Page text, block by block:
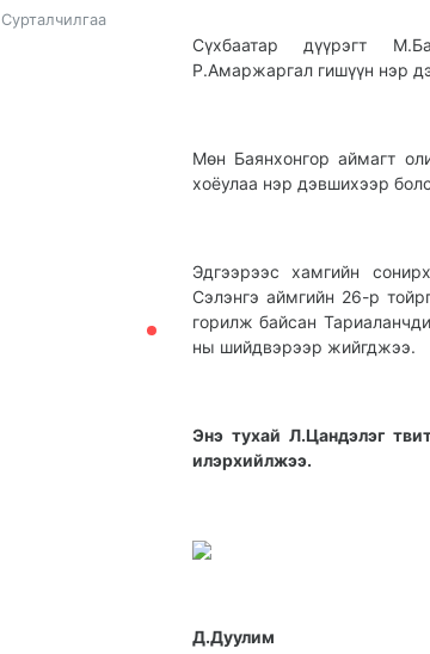
Сурталчилгаа
Сүхбаатар дүүрэгт
Р.Амаржаргал гишүүн нэр
Мөн Баянхонгор аймагт
хоёулаа нэр дэвшихээр
Эдгээрээс хамгийн
Сэлэнгэ аймгийн 26-р
горилж байсан
ны шийдвэрээр жийгджээ.
Энэ тухай Л.Цандэлэг
илэрхийлжээ.
Д.Дуулим